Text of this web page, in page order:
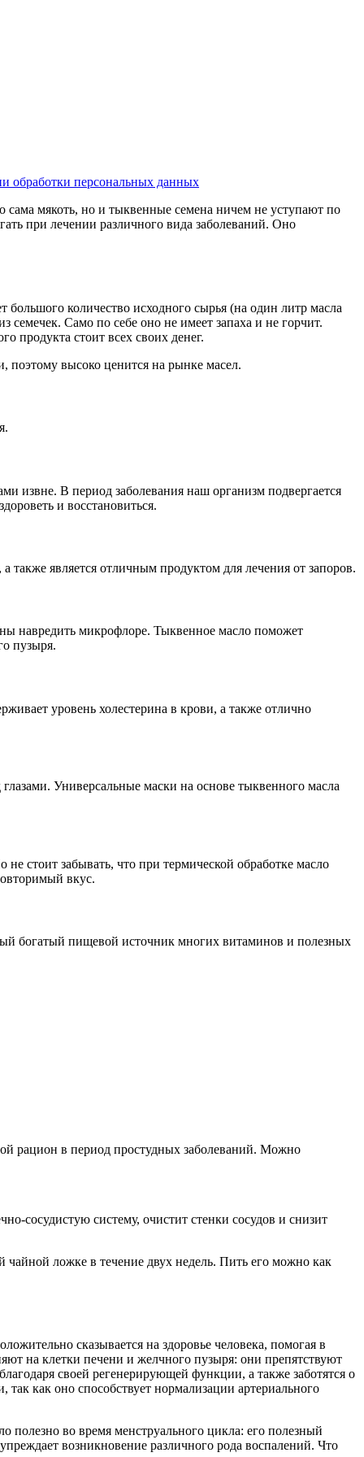
обработки персональных данных
мякоть, но и тыквенные семена ничем не уступают по
при лечении различного вида заболеваний. Оно
большого количество исходного сырья (на один литр масла
Само по себе оно не имеет запаха и не горчит.
продукта стоит всех своих денег.
высоко ценится на рынке масел.
извне. В период заболевания наш организм подвергается
и восстановиться.
является отличным продуктом для лечения от запоров.
навредить микрофлоре. Тыквенное масло поможет
пузыря.
уровень холестерина в крови, а также отлично
Универсальные маски на основе тыквенного масла
стоит забывать, что при термической обработке масло
вкус.
богатый пищевой источник многих витаминов и полезных
рацион в период простудных заболеваний. Можно
сосудистую систему, очистит стенки сосудов и снизит
чайной ложке в течение двух недель. Пить его можно как
сказывается на здоровье человека, помогая в
на клетки печени и желчного пузыря: они препятствуют
своей регенерирующей функции, а также заботятся о
как оно способствует нормализации артериального
полезно во время менструального цикла: его полезный
возникновение различного рода воспалений. Что